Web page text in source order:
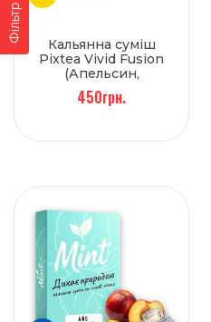
Фільтр
Кальянна суміш
Pixtea Vivid Fusion
(Апельсин,
Брусниця) 250 г
450грн.